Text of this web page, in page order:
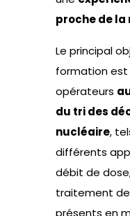
proche de la
Le principal
formation est
opérateurs
du tri des
nucléaire,
différents
débit de
traitement